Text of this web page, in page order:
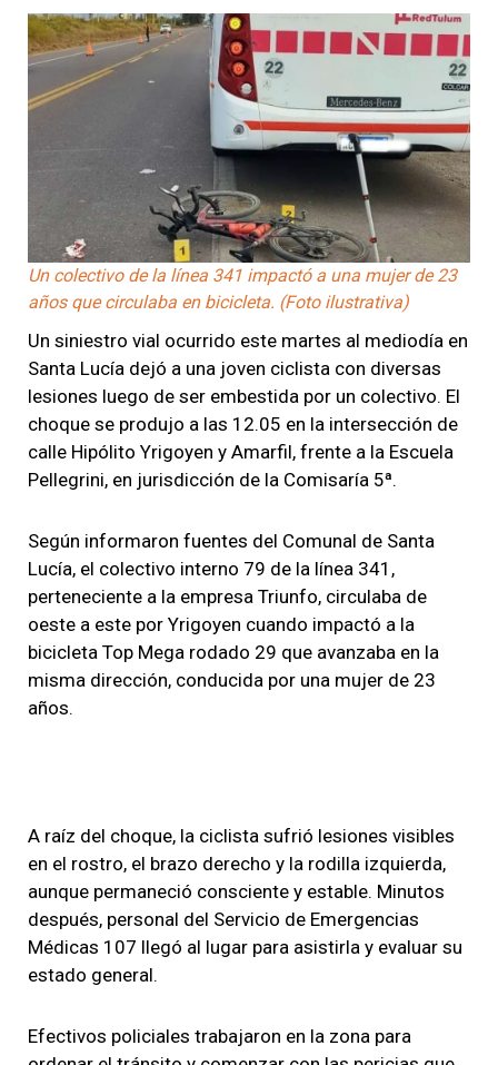
Un colectivo de la línea 341 impactó a una mujer de 23
años que circulaba en bicicleta. (Foto ilustrativa)
Un siniestro vial ocurrido este martes al mediodía en
Santa Lucía dejó a una joven ciclista con diversas
lesiones luego de ser embestida por un colectivo. El
choque se produjo a las 12.05 en la intersección de
calle Hipólito Yrigoyen y Amarfil, frente a la Escuela
Pellegrini, en jurisdicción de la Comisaría 5ª.
Según informaron fuentes del Comunal de Santa
Lucía, el colectivo interno 79 de la línea 341,
perteneciente a la empresa Triunfo, circulaba de
oeste a este por Yrigoyen cuando impactó a la
bicicleta Top Mega rodado 29 que avanzaba en la
misma dirección, conducida por una mujer de 23
años.
A raíz del choque, la ciclista sufrió lesiones visibles
en el rostro, el brazo derecho y la rodilla izquierda,
aunque permaneció consciente y estable. Minutos
después, personal del Servicio de Emergencias
Médicas 107 llegó al lugar para asistirla y evaluar su
estado general.
Efectivos policiales trabajaron en la zona para